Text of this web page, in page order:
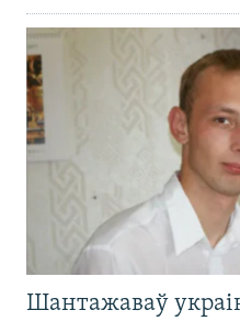
Шантажаваў